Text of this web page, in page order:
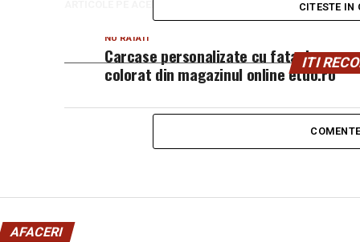
NU RATATI
Carcase personalizate cu fata de
colorat din magazinul online etuo.ro
CITESTE IN
ITI
AFACERI